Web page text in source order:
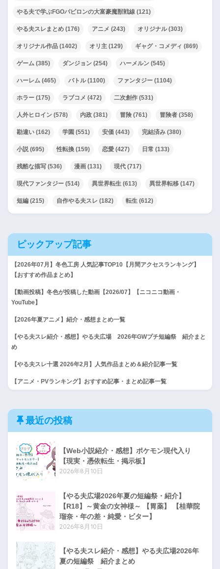
やる夫で学ぶFGOバビロンの大富豪魔獣戦線 (121)
やる夫スレまとめ (176) アニメ (243) オリジナル(303)
オリジナル作品 (1402) オリ主 (129) ギャグ・コメディ (869)
ゲーム (385) ダンジョン (254) ハーメルン (545)
ハーレム (465) バトル(1100) ファンタジー (1104)
ホラー (175) ラブコメ (472) 二次創作 (531)
人外ヒロイン (578) 内政 (381) 冒険 (761) 冒険者 (358)
勘違い (162) 学園 (551) 安価 (443) 完結済み (380)
小説(695) 性転換 (159) 恋愛 (427) 日常 (133)
残酷な描写 (536) 漫画 (131) 現代 (717)
現代ファンタジー (514) 異世界転生 (613) 異世界転移 (147)
短編 (215) 自作やる夫スレ (182) 転生 (612)
ピックアップ記事
【2026年07月】冬色工房 人気記事TOP10【月間アクセスランキング】
【おすすめ作品まとめ】
【動画投稿】冬色が投稿した動画【2026/07】【ニコニコ動画・
YouTube】
【2026年夏アニメ】紹介・感想まとめ一覧
【やる夫スレ紹介・感想】やる夫広場 2026年GWプチ短編祭 紹介まと
め
【やる夫スレ十選 2026年2月】人気作品まとめ＆紹介記事一覧
【アニメ・PVランキング】おすすめ記事・まとめ記事一覧
最近の投稿
【Web小説紹介・感想】ポケモン現代入り
【現実・憑依転生・掲示板】
2026年8月10日
【やる夫広場2026年夏の短編祭・紹介】
【R18】～黄金の女神様～ 【胃薬】 【桂華院
瑠奈・年の差・純愛・ビター】
2026年8月10日
【やる夫スレ紹介・感想】やる夫広場2026年
夏の短編祭 紹介まとめ